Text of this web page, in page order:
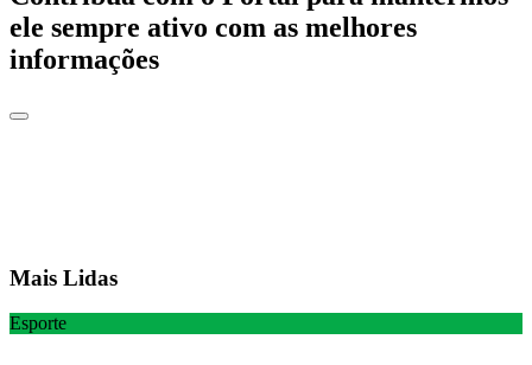
ele sempre ativo com as melhores
informações
Mais Lidas
Esporte